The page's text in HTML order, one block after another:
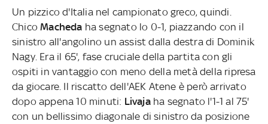
Un pizzico d'Italia nel campionato greco, quindi.
ChicoMacheda ha segnato lo 0-1, piazzando con il
sinistro all'angolino un assist dalla destra di Dominik
Nagy. Era il 65', fase cruciale della partita con gli
ospiti in vantaggio con meno della metà della ripresa
da giocare. Il riscatto dell'AEK Atene è però arrivato
dopo appena 10 minuti: Livaja ha segnato l'1-1 al 75'
con un bellissimo diagonale di sinistro da posizione